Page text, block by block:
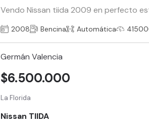
Vendo Nissan tiida 2009 en perfecto
2008 Bencina Automática
Germán Valencia
La Florida
Nissan TIIDA
$6.500.000